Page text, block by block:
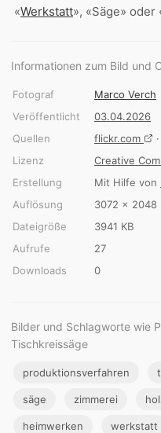
«Werkstatt», «Säge» oder
Informationen zum Bild und
Fotograf
Marco Verch
Veröffentlicht
03.04.2026
Quellen
flickr.com ·
Lizenz
Creative
Erstellung
Mit Hilfe von
Auflösung
3072 × 2048
Dateigröße
3941 KB
Aufrufe
27
Downloads
0
Bilder und Schlagworte wie
Tischkreissäge
produktionsverfahren
säge zimmerei
heimwerken werkstatt